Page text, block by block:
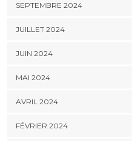
SEPTEMBRE 2024
JUILLET 2024
JUIN 2024
MAI 2024
AVRIL 2024
FÉVRIER 2024